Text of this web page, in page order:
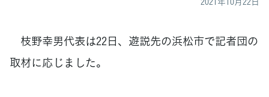
枝野幸男代表は22日、遊説先の浜松市で記者団の
取材に応じました。